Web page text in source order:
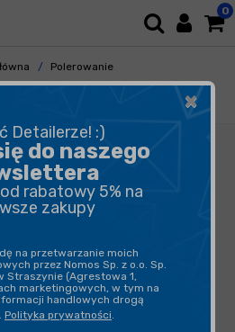
0
Polerowanie
Maszyny Planetarne
×
Detailerze! :)
do naszego
rabatowy 5% na
zakupy
na przetwarzanie moich
przez Nomos Sp. z o.o. Sp.
Straszynie (Agrestowa 1,
marketingowych, w tym na
handlowych drogą
Polityka prywatności.